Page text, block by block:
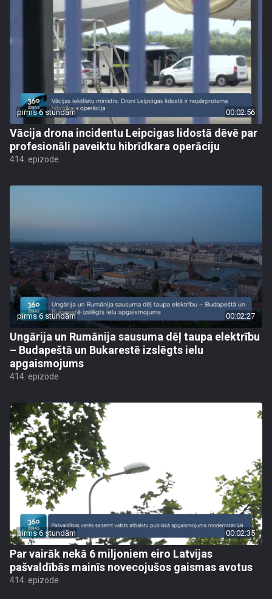
pirms 6 stundām 00:02:56
Vācija drona incidentu Leipcigas lidostā dēvē par
profesionāli paveiktu hibrīdkara operāciju
414. epizode
pirms 6 stundām 00:02:27
Ungārija un Rumānija sausuma dēļ taupa elektrību
– Budapeštā un Bukarestē izslēgts ielu
apgaismojums
414. epizode
pirms 6 stundām 00:02:35
Par vairāk nekā 6 miljoniem eiro Latvijas
pašvaldībās mainīs novecojušos gaismas avotus
414. epizode